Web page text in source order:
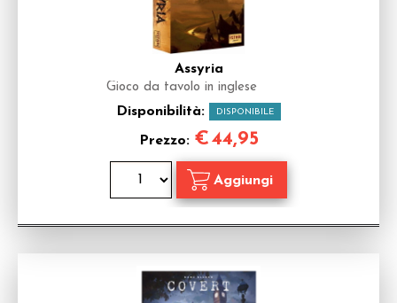
Assyria
Gioco da tavolo in inglese
Disponibilità: DISPONIBILE
Prezzo: €44,95